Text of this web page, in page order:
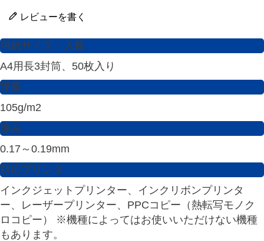
レビューを書く
用紙サイズ・入数
A4用長3封筒、50枚入り
坪量
105g/m2
厚み
0.17～0.19mm
対応プリンタ
インクジェットプリンター、インクリボンプリンタ
ー、レーザープリンター、PPCコピー（熱転写モノク
ロコピー） ※機種によってはお使いいただけない機種
もあります。